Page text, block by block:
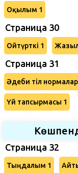
Оқылым 1
Страница 30
Ойтүрткі 1
Страница 31
Әдеби тіл
Үй тапсырмасы 1
Страница 32
Тыңдалым 1